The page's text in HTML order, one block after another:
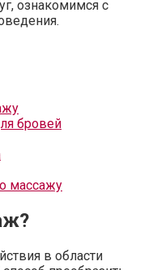
ознакомимся с
бровей
массажу
в области